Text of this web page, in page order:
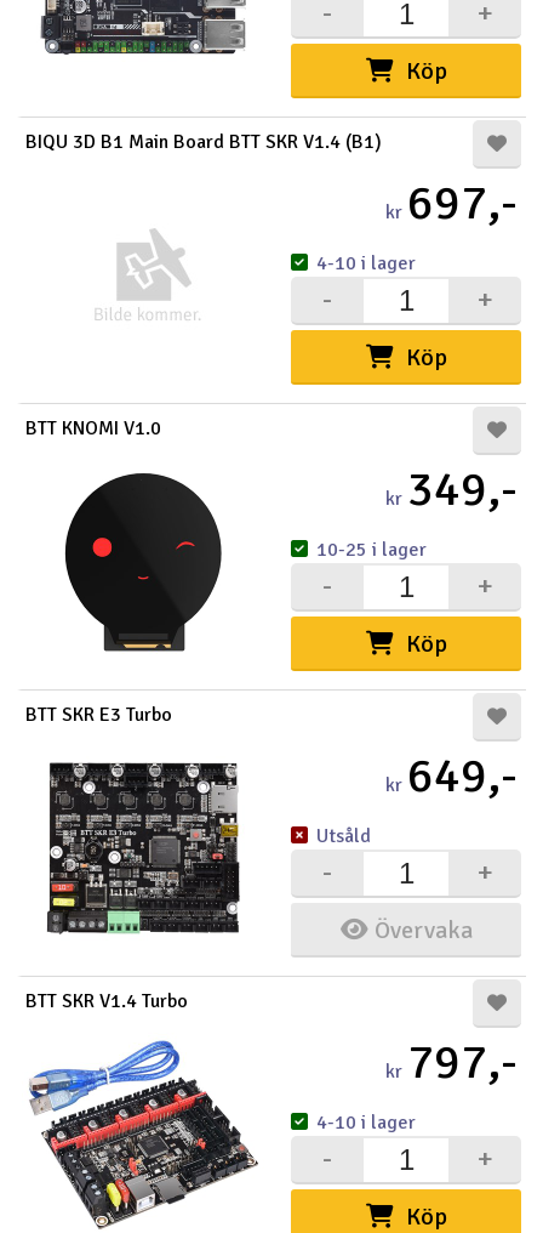
Köp
+
-
BIQU 3D B1 Main Board BTT SKR V1.4 (B1)
kr 697,-
Köp
+
-
4-10 i lager
BTT KNOMI V1.0
kr 349,-
Köp
+
-
10-25 i lager
BTT SKR E3 Turbo
kr 649,-
Övervaka
+
-
Utsåld
BTT SKR V1.4 Turbo
kr 797,-
Köp
+
-
4-10 i lager